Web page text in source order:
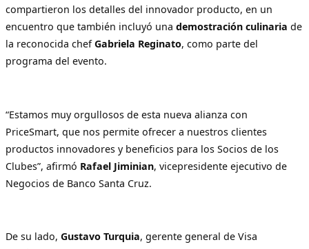
compartieron los detalles del innovador producto, en un
encuentro que también incluyó una demostración culinaria de
la reconocida chefGabriela Reginato, como parte del
programa del evento.
“Estamos muy orgullosos de esta nueva alianza con
PriceSmart, que nos permite ofrecer a nuestros clientes
productos innovadores y beneficios para los Socios de los
Clubes”, afirmó Rafael Jiminian, vicepresidente ejecutivo de
Negocios de Banco Santa Cruz.
De su lado, Gustavo Turquia, gerente general de Visa